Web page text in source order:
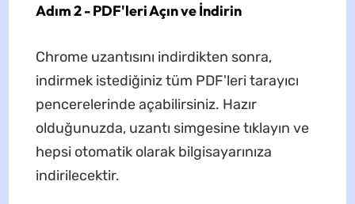
Adım 2 - PDF'leri Açın ve İndirin
Chrome uzantısını indirdikten sonra,
indirmek istediğiniz tüm PDF'leri tarayıcı
pencerelerinde açabilirsiniz. Hazır
olduğunuzda, uzantı simgesine tıklayın ve
hepsi otomatik olarak bilgisayarınıza
indirilecektir.